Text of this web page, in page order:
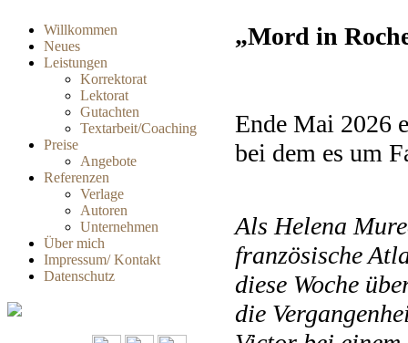
Willkommen
Neues
Leistungen
Korrektorat
Lektorat
Gutachten
Textarbeit/Coaching
Preise
Angebote
Referenzen
Verlage
Autoren
Unternehmen
Über mich
Impressum/ Kontakt
Datenschutz
„Mord in
Ende Mai 2026
bei dem es um
Als Helena
französische
diese Woche
die